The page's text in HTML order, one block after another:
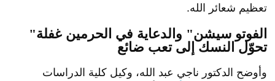
تعظيم شعائر الله.
"الفوتو سيشن" والدعاية في الحرمين غفلة
تحوّل النسك إلى تعب ضائع
وأوضح الدكتور ناجي عبد الله، وكيل كلية الدراسات